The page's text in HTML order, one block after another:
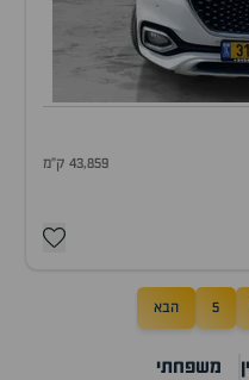
43,859 ק"מ
5 הבא
משפחתי